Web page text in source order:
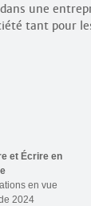
une
tant pour
et Écrire en
en vue
2024